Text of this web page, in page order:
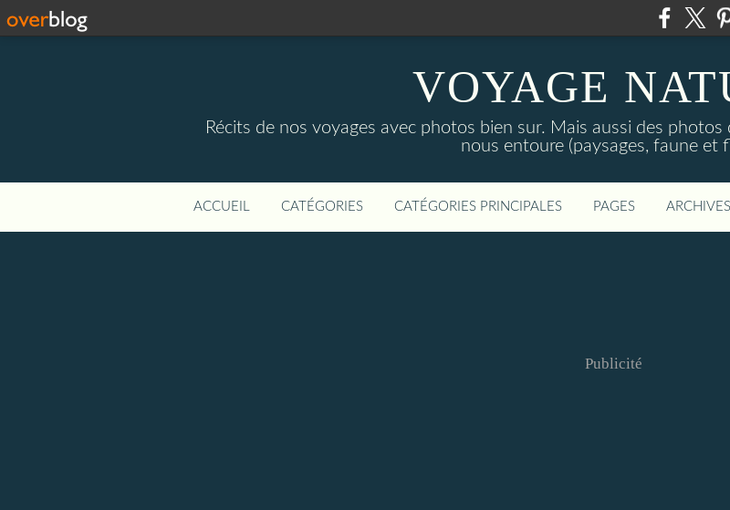
VOYAGE
Récits de nos voyages avec photos bien sur. Mais aussi des
nous entoure (paysages, faune et
ACCUEIL CATÉGORIES CATÉGORIES PRINCIPALES PAGES ARCHIVES
Publicité